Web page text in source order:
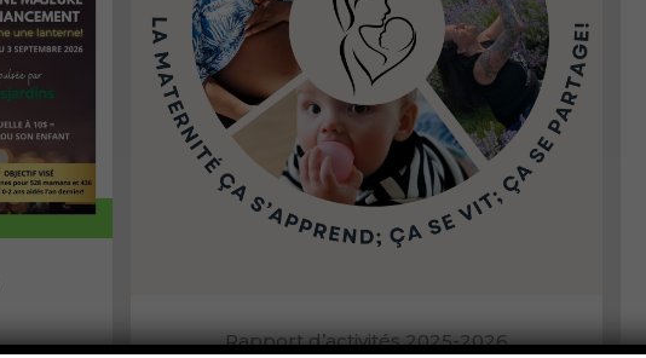
Rapport d’activités 2025-2026